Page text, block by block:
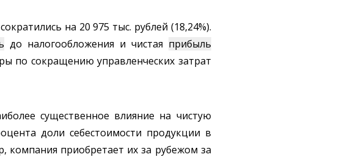
на 20 975 тыс. рублей (18,24%).
до налогообложения и чистая прибыль
по сокращению управленческих затрат
существенное влияние на чистую
доли себестоимости продукции в
компания приобретает их за рубежом за